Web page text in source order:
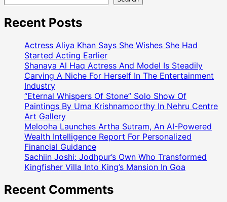
Recent Posts
Actress Aliya Khan Says She Wishes She Had
Started Acting Earlier
Shanaya Al Haq Actress And Model Is Steadily
Carving A Niche For Herself In The Entertainment
Industry
“Eternal Whispers Of Stone” Solo Show Of
Paintings By Uma Krishnamoorthy In Nehru Centre
Art Gallery
Melooha Launches Artha Sutram, An AI-Powered
Wealth Intelligence Report For Personalized
Financial Guidance
Sachiin Joshi: Jodhpur’s Own Who Transformed
Kingfisher Villa Into King’s Mansion In Goa
Recent Comments